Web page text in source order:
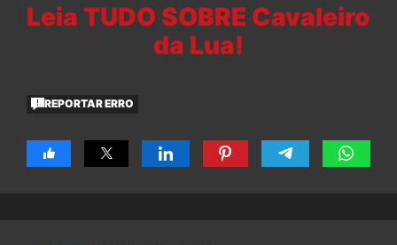
Leia TUDO SOBRE Cavaleiro
da Lua!
REPORTAR ERRO